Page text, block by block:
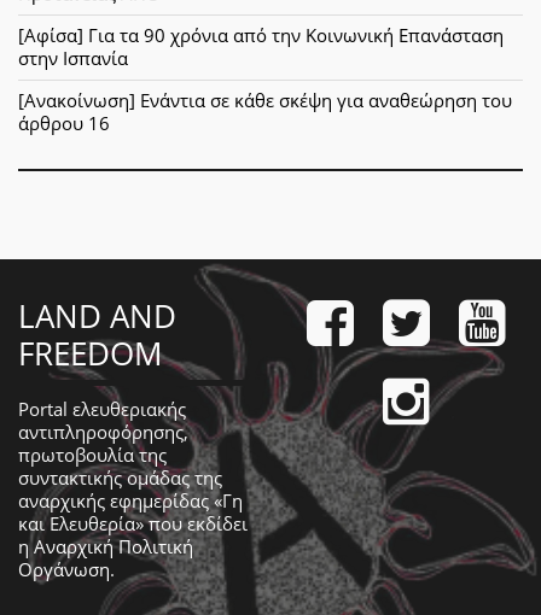
[Αφίσα] Για τα 90 χρόνια από την Κοινωνική Επανάσταση
στην Ισπανία
[Ανακοίνωση] Ενάντια σε κάθε σκέψη για αναθεώρηση του
άρθρου 16
LAND AND
FREEDOM
Portal ελευθεριακής
αντιπληροφόρησης,
πρωτοβουλία της
συντακτικής ομάδας της
αναρχικής εφημερίδας «Γη
και Ελευθερία» που εκδίδει
ηΑναρχική Πολιτική
Οργάνωση.